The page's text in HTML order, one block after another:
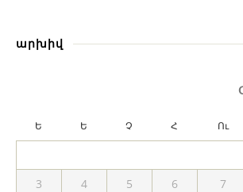
արխիվ
Ե Ե Չ Հ Ու
3
4 5 6 7